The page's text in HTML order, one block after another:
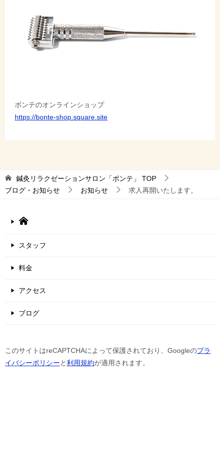
ボンテのオンラインショップ
https://bonte-shop.square.site
鍼灸リラクゼーションサロン「ボンテ」
TOP
ブログ・お知らせ
お知らせ 求人再開いたします。
スタッフ
料金
アクセス
ブログ
このサイトはreCAPTCHAによって保護されており、Googleのプラ
イバシーポリシーと利用規約が適用されます。